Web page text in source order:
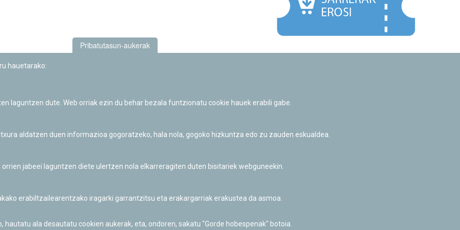
Informazio publikoa eskatzeko baimena
Pribatutasun-aukerak
hauetarako:
laguntzen dute. Web orriak ezin du behar bezala funtzionatu cookie hauek erabili gabe.
aldatzen duen informazioa gogoratzeko, hala nola, gogoko hizkuntza edo zu zauden eskualdea.
jabeei laguntzen diete ulertzen nola elkarreragiten duten bisitariek webguneekin.
erabiltzailearentzako iragarki garrantzitsu eta erakargarriak erakustea da asmoa.
ala desautatu cookien aukerak, eta, ondoren, sakatu "Gorde hobespenak" botoia.